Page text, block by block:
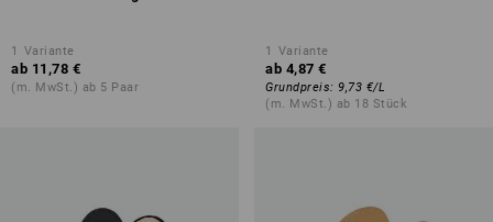
1 Variante
ab 11,78 €
(m. MwSt.) ab 5 Paar
1 Variante
ab 4,87 €
Grundpreis: 9,73 €/L
(m. MwSt.) ab 18 Stück